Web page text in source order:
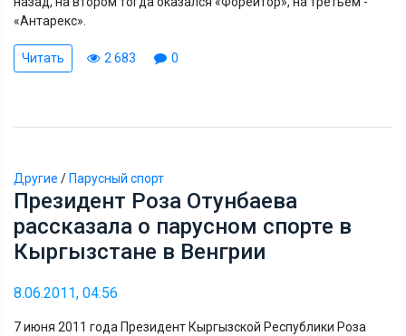
«Антарекс».
Читать 2 683 0
Другие / Парусный спорт
Президент Роза Отунбаева
рассказала о парусном спорте в
Кыргызстане в Венгрии
8.06.2011, 04:56
7 июня 2011 года Президент Кыргызской Республики Роза